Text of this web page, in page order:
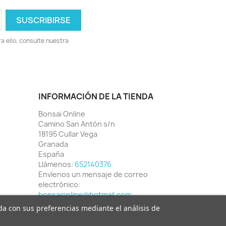
ello, consulte nuestra
INFORMACIÓN DE LA TIENDA
Bonsai Online
Camino San Antón s/n
18195 Cullar Vega
Granada
España
Llámenos: 652140376
Envíenos un mensaje de correo
electrónico:
bonsaionline@hotmail.com
con sus preferencias mediante el análisis de